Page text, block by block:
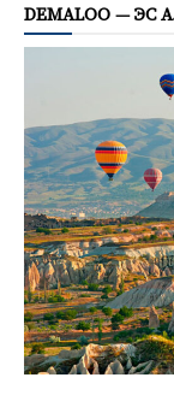
DEMALOO — ЭС